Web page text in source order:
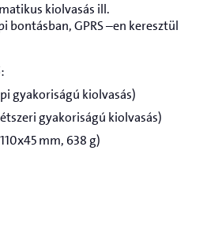
kiolvasás ill.
bontásban,GPRS–en keresztül
gyakoriságú kiolvasás)
gyakoriságú kiolvasás)
mm, 638 g)